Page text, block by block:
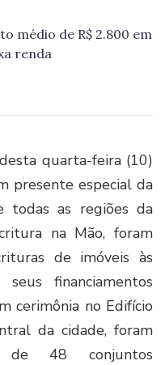
médio de R$ 2.800 em
renda
quarta-feira (10)
presente especial da
todas as regiões da
na Mão, foram
de imóveis às
financiamentos
cerimônia no Edifício
da cidade, foram
de 48 conjuntos